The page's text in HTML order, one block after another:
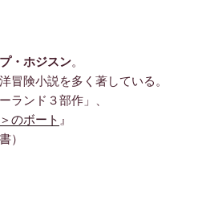
・ホジスン。
冒険小説を多く著している。
ランド３部作」、
のボート 』
）